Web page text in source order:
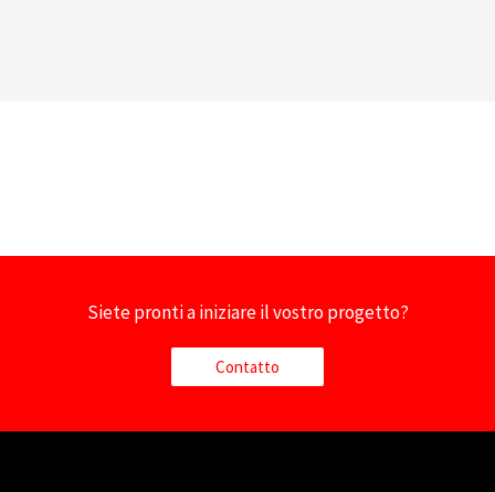
Siete pronti a iniziare il vostro progetto?
Contatto